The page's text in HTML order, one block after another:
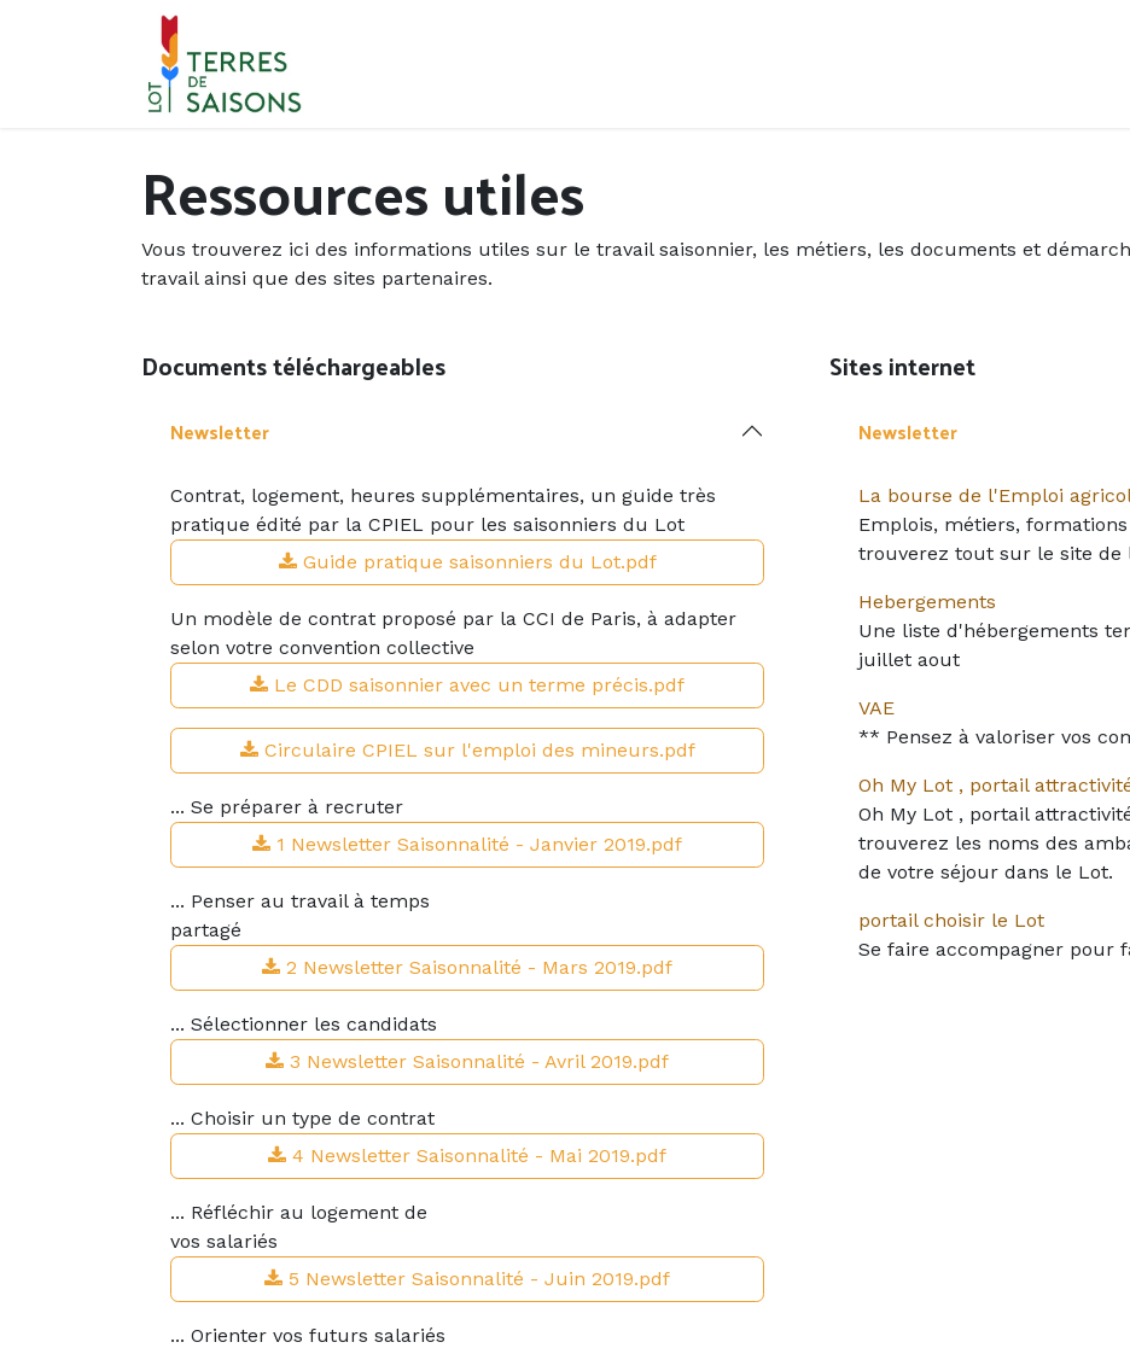
Se rendre au contenu
Ressources utiles
Vous trouverez ici des informations utiles sur le travail saisonnier, les métiers, les documents et
travail ainsi que des sites partenaires.
Documents téléchargeables
Newsletter
Contrat, logement, heures supplémentaires, un guide très
pratique édité par la CPIEL pour les saisonniers du Lot
Guide pratique saisonniers du Lot.pdf
Un modèle de contrat proposé par la CCI de Paris, à adapter
selon votre convention collective
Le CDD saisonnier avec un terme précis.pdf
Circulaire CPIEL sur l'emploi des mineurs.pdf
... Se préparer à recruter
1 Newsletter Saisonnalité - Janvier 2019.pdf
... Penser au travail à temps
partagé
2 Newsletter Saisonnalité - Mars 2019.pdf
... Sélectionner les candidats
3 Newsletter Saisonnalité - Avril 2019.pdf
... Choisir un type de contrat
4 Newsletter Saisonnalité - Mai 2019.pdf
... Réfléchir au logement de
vos salariés
5 Newsletter Saisonnalité - Juin 2019.pdf
... Orienter vos futurs salariés
Sites internet
Newsletter
La bourse de l'Emploi
Emplois, métiers,
trouverez tout sur le site de
Hebergements
Une liste d'hébergements
juillet aout
VAE
** Pensez à valoriser vos
Oh My Lot , portail
Oh My Lot , portail
trouverez les noms des
de votre séjour dans le Lot.
portail choisir le Lot
Se faire accompagner pour